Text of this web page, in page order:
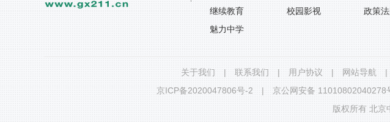
继续教育
魅力中学
校园影视
政策法
关于我们 | 联系我们 | 用户协议 | 网站导航 |
京ICP备2020047806号-2
| 京公网安备 11010802040278
版权所有 北京